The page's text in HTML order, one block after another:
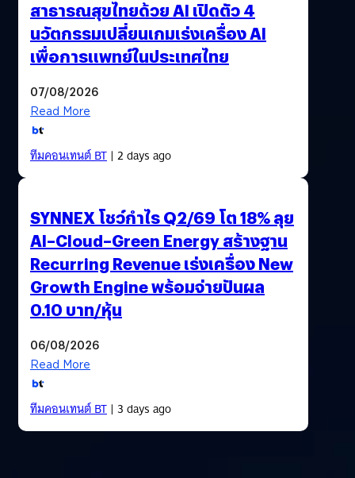
สาธารณสุขไทยด้วย AI เปิดตัว 4
นวัตกรรมเปลี่ยนเกมเร่งเครื่อง AI
เพื่อการแพทย์ในประเทศไทย
07/08/2026
Read More
ทีมคอนเทนต์ BT| 2 days ago
SYNNEX โชว์กำไร Q2/69 โต 18% ลุย
AI–Cloud–Green Energy สร้างฐาน
Recurring Revenue เร่งเครื่อง New
Growth Engine พร้อมจ่ายปันผล
0.10 บาท/หุ้น
06/08/2026
Read More
ทีมคอนเทนต์ BT| 3 days ago